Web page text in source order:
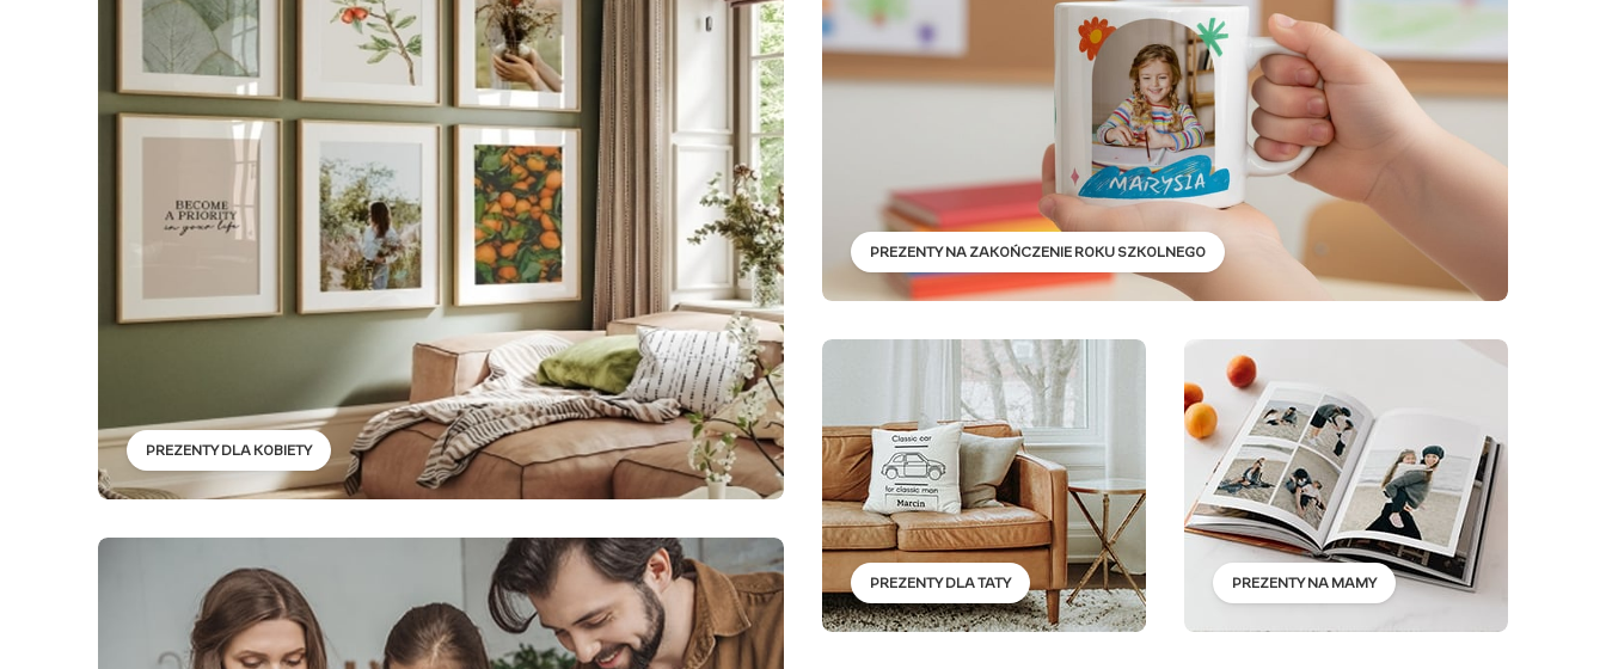
PREZENTY DLA KOBIETY
PREZENTY NA ZAKOŃCZENIE ROKU SZKOLNEGO
PREZENTY DLA TATY PREZENTY NA MAMY